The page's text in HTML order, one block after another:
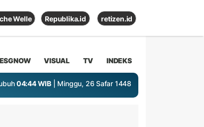
Welle Republika.id retizen.id
ESGNOW VISUAL TV INDEKS
04:44 WIB | Minggu, 26 Safar 1448